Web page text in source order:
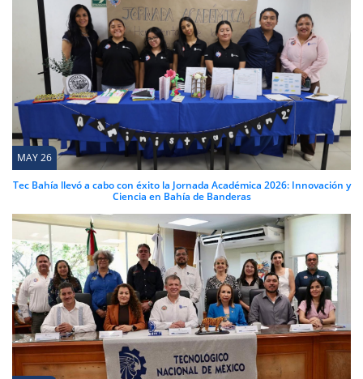
MAY 26
Tec Bahía llevó a cabo con éxito la Jornada Académica 2026: Innovación y
Ciencia en Bahía de Banderas